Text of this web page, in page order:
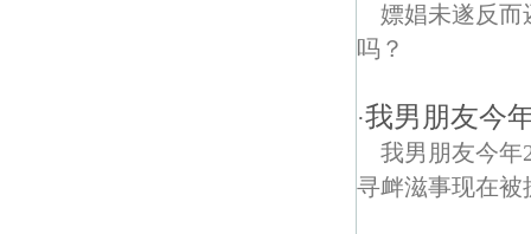
嫖娼未遂反而
吗？
·我男朋友今
我男朋友今年
寻衅滋事现在被